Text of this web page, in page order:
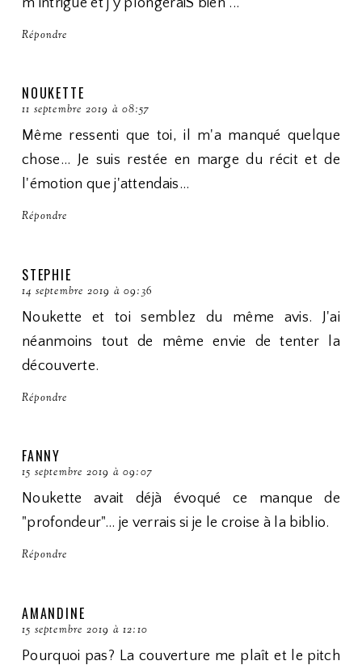
Répondre
NOUKETTE
11 septembre 2019 à 08:57
Même ressenti que toi, il m'a manqué quelque
chose... Je suis restée en marge du récit et de
l'émotion que j'attendais...
Répondre
STEPHIE
14 septembre 2019 à 09:36
Noukette et toi semblez du même avis. J'ai
néanmoins tout de même envie de tenter la
découverte.
Répondre
FANNY
15 septembre 2019 à 09:07
Noukette avait déjà évoqué ce manque de
"profondeur"... je verrais si je le croise à la biblio.
Répondre
AMANDINE
15 septembre 2019 à 12:10
Pourquoi pas? La couverture me plaît et le pitch